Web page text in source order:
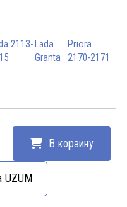
2113- Lada
Granta
Priora
2170-2171
В корзину
UZUM